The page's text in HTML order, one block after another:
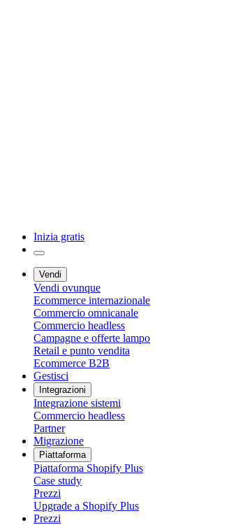
Inizia gratis
Vendi
Vendi ovunque
Ecommerce internazionale
Commercio omnicanale
Commercio headless
Campagne e offerte lampo
Retail e punto vendita
Ecommerce B2B
Gestisci
Integrazioni
Integrazione sistemi
Commercio headless
Partner
Migrazione
Piattaforma
Piattaforma Shopify Plus
Case study
Prezzi
Upgrade a Shopify Plus
Prezzi